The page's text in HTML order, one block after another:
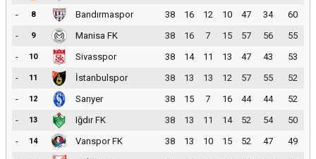
-
8 Bandırmaspor 38 16 12 10 47 34
60
-
9 Manisa FK 38 16 7 15 57 56
55
-
10 Sivasspor 38 14 11 13 47 43
53
-
11 İstanbulspor 38 13 13 12 57 55
52
-
12 Sarıyer 38 15 7 16 44 44
52
-
13 Iğdır FK 38 13 11 14 52 54
50
-
14 Vanspor FK 38 13 10 15 52 47
49